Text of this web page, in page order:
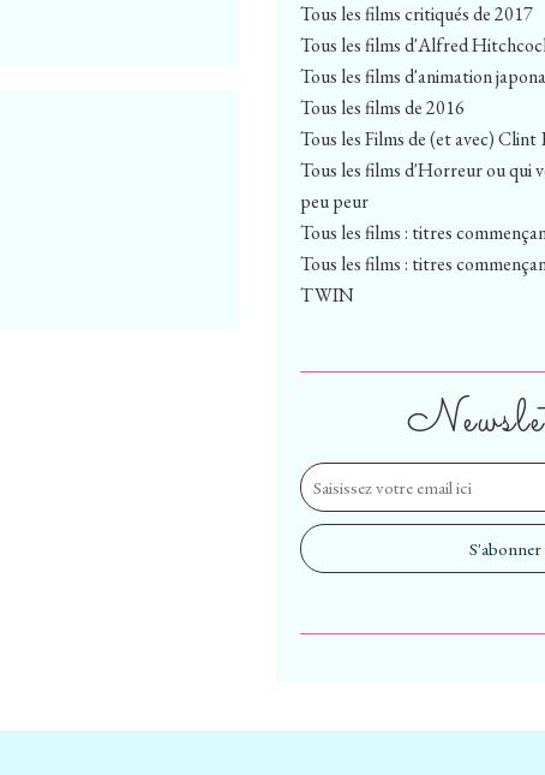
Tous les films critiqués de 2017
Tous les films d'Alfred
Tous les films d'animation
Tous les films de 2016
Tous les Films de (et avec) Clint
Tous les films d'Horreur ou qui
peu peur
Tous les films : titres
Tous les films : titres
TWIN